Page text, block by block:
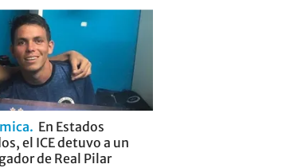
En Estados
el ICE detuvo a un
de Real Pilar